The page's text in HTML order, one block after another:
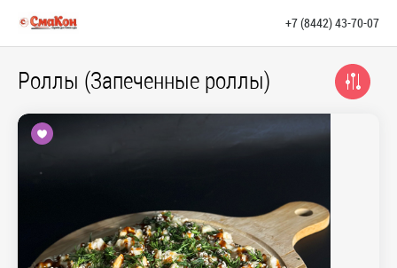
+7 (8442) 43-70-07
Роллы (Запеченные роллы)